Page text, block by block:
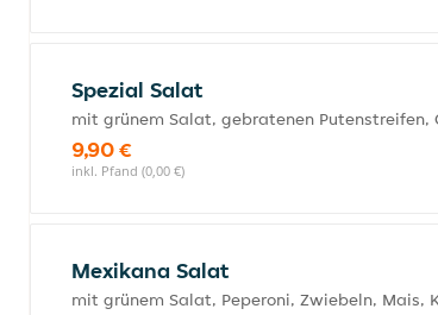
Spezial Salat
mit grünem Salat, gebratenen Putenstreifen,
9,90 €
inkl. Pfand (0,00 €)
Mexikana Salat
mit grünem Salat, Peperoni, Zwiebeln, Mais,